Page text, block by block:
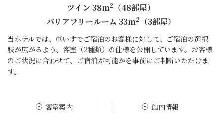
ツイン 38m2 （48部屋）
バリアフリールーム 33m2 （3部屋）
当ホテルでは、車いすでご宿泊のお客様に対して、 ご宿泊の選択
肢が広がるよう、客室（2種類）の仕様を公開しています。 お客様
のご状況に合わせて、ご宿泊が可能かを事前にご判断いただけま
す。
客室案内 館内情報